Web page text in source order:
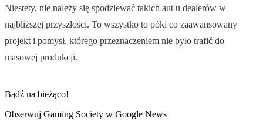
Niestety, nie należy się spodziewać takich aut u dealerów w
najbliższej przyszłości. To wszystko to póki co zaawansowany
projekt i pomysł, którego przeznaczeniem nie było trafić do
masowej produkcji.
Bądź na bieżąco!
Obserwuj Gaming Society w Google News